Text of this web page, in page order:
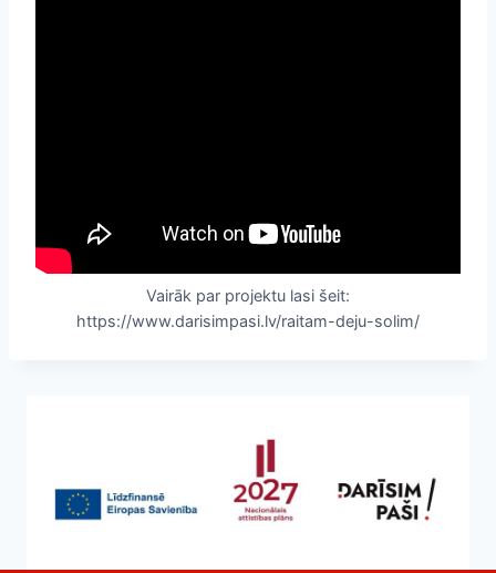
Vairāk par projektu lasi šeit:
https://www.darisimpasi.lv/raitam-deju-solim/